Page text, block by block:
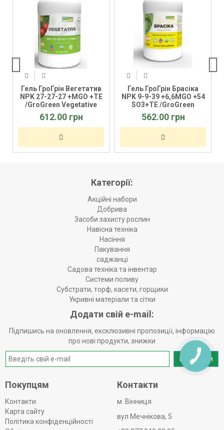
Гель ГроГрін Вегетатив
NPK 27-27-27 +MGO +TE
/GroGreen Vegetative
612.00 грн
Гель ГроГрін Брасіка
NPK 9-9-39 +6,6MGO +54
SO3+TE /GroGreen
Brassika
562.00 грн
Категорії:
Акційні набори
Добрива
Засоби захисту рослин
Навісна техніка
Насіння
Пакування
саджанці
Садова техніка та інвентар
Системи поливу
Субстрати, торф, касети, горщики
Укривні матеріали та сітки
Додати свій e-mail:
Підпишись на оновлення, ексклюзивні пропозиції, інформацію
про нові продукти, знижки
Надіслати
Покупцям
Контакти
Карта сайту
Політика конфіденційності
Контакти
м. Вінниця
вул Мечнікова, 5